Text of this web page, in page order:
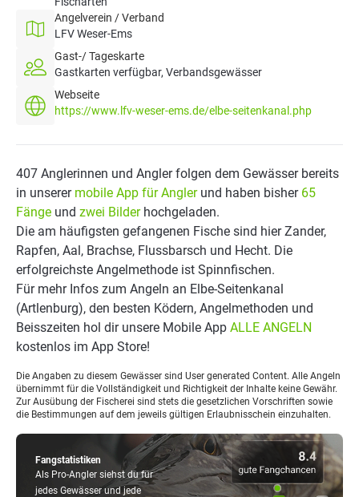
Angelverein / Verband
LFV Weser-Ems
Gast-/ Tageskarte
Gastkarten verfügbar, Verbandsgewässer
Webseite
https://www.lfv-weser-ems.de/elbe-seitenkanal.php
Fangstatistiken
Als Pro-Angler siehst du für
jedes Gewässer und jede
407 Anglerinnen und Angler folgen dem Gewässer bereits
in unserer mobile App für Anglerund haben bisher 65
Fänge und zwei Bilderhochgeladen.
Die am häufigsten gefangenen Fische sind hier Zander,
Rapfen, Aal, Brachse, Flussbarsch und Hecht. Die
erfolgreichste Angelmethode ist Spinnfischen.
Für mehr Infos zum Angeln an Elbe-Seitenkanal
(Artlenburg), den besten Ködern, Angelmethoden und
Beisszeiten hol dir unsere Mobile App ALLE ANGELN
kostenlos im App Store!
Die Angaben zu diesem Gewässer sind User generated Content. Alle Angeln
übernimmt für die Vollständigkeit und Richtigkeit der Inhalte keine Gewähr.
Zur Ausübung der Fischerei sind stets die gesetzlichen Vorschriften sowie
die Bestimmungen auf dem jeweils gültigen Erlaubnisschein einzuhalten.